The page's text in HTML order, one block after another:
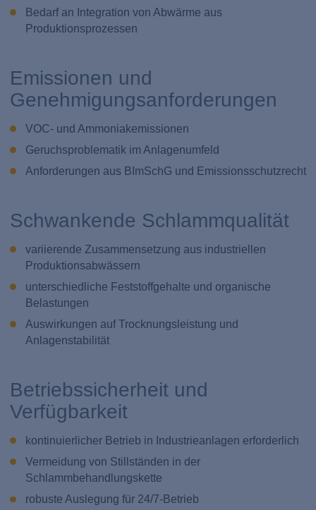
Bedarf an Integration von Abwärme aus
Produktionsprozessen
Emissionen und
Genehmigungsanforderungen
VOC- und Ammoniakemissionen
Geruchsproblematik im Anlagenumfeld
Anforderungen aus BImSchG und Emissionsschutzrecht
Schwankende Schlammqualität
variierende Zusammensetzung aus industriellen
Produktionsabwässern
unterschiedliche Feststoffgehalte und organische
Belastungen
Auswirkungen auf Trocknungsleistung und
Anlagenstabilität
Betriebssicherheit und
Verfügbarkeit
kontinuierlicher Betrieb in Industrieanlagen erforderlich
Vermeidung von Stillständen in der
Schlammbehandlungskette
robuste Auslegung für 24/7-Betrieb